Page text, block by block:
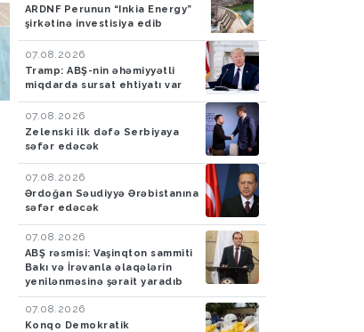
Hava 05.08.2026
Bakıya yağış yağacaq
Hadisə 05.08.2026
Azərbaycan
İrandan Britaniyaya
aparan maşında 4,5
tiryək aşkarlayıblar-
FOTO
ARDNF Perunun “Inkia Energy”
şirkətinə investisiya edib
07.08.2026
Tramp: ABŞ-nin əhəmiyyətli
miqdarda sursat ehtiyatı var
07.08.2026
Zelenski ilk dəfə Serbiyaya
səfər edəcək
07.08.2026
Ərdoğan Səudiyyə Ərəbistanına
səfər edəcək
07.08.2026
ABŞ rəsmisi: Vaşinqton sammiti
Bakı və İrəvanla əlaqələrin
yenilənməsinə şərait yaradıb
07.08.2026
Konqo Demokratik